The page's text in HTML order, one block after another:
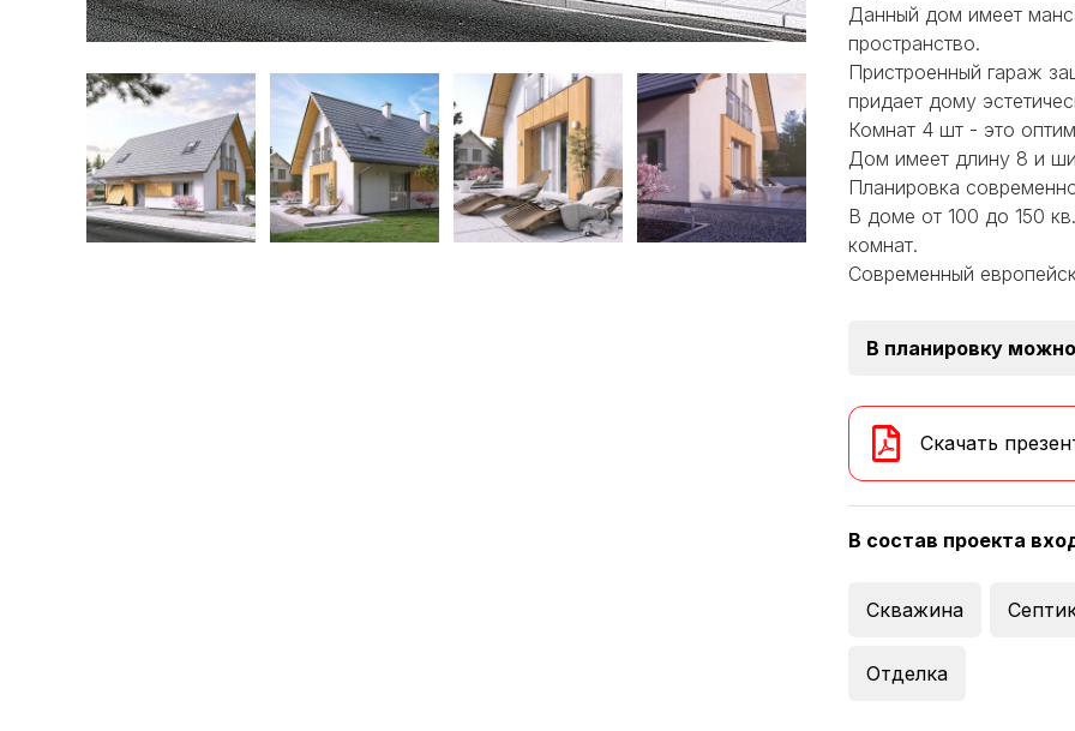
Данный дом имеет
пространство.
Пристроенный гараж
придает дому
Комнат 4 шт - это
Дом имеет длину 8 и
Планировка
В доме от 100 до 150
комнат.
Современный
В планировку
Скачать
В состав проекта
Скважина
Отделка